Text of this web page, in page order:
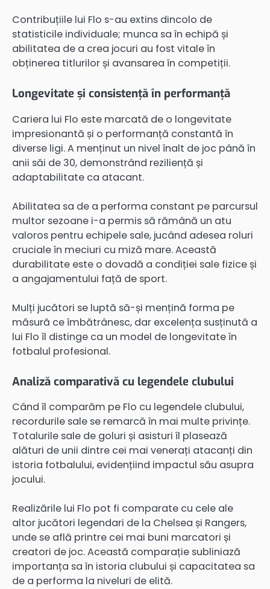
Contribuțiile lui Flo s-au extins dincolo de
statisticile individuale; munca sa în echipă și
abilitatea de a crea jocuri au fost vitale în
obținerea titlurilor și avansarea în competiții.
Longevitate și consistență în performanță
Cariera lui Flo este marcată de o longevitate
impresionantă și o performanță constantă în
diverse ligi. A menținut un nivel înalt de joc până în
anii săi de 30, demonstrând reziliență și
adaptabilitate ca atacant.
Abilitatea sa de a performa constant pe parcursul
multor sezoane i-a permis să rămână un atu
valoros pentru echipele sale, jucând adesea roluri
cruciale în meciuri cu miză mare. Această
durabilitate este o dovadă a condiției sale fizice și
a angajamentului față de sport.
Mulți jucători se luptă să-și mențină forma pe
măsură ce îmbătrânesc, dar excelența susținută a
lui Flo îl distinge ca un model de longevitate în
fotbalul profesional.
Analiză comparativă cu legendele clubului
Când îl comparăm pe Flo cu legendele clubului,
recordurile sale se remarcă în mai multe privințe.
Totalurile sale de goluri și asisturi îl plasează
alături de unii dintre cei mai venerați atacanți din
istoria fotbalului, evidențiind impactul său asupra
jocului.
Realizările lui Flo pot fi comparate cu cele ale
altor jucători legendari de la Chelsea și Rangers,
unde se află printre cei mai buni marcatori și
creatori de joc. Această comparație subliniază
importanța sa în istoria clubului și capacitatea sa
de a performa la niveluri de elită.